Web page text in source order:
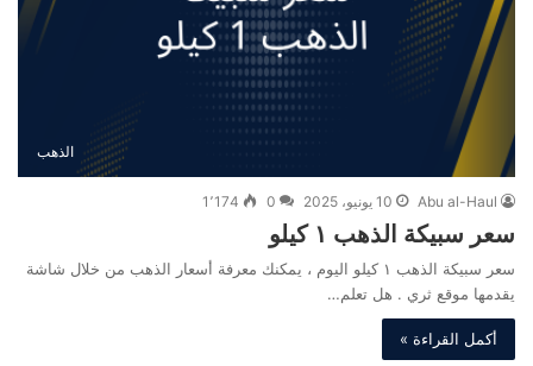
الذهب
Abu al-Haul 10 يونيو، 2025 0 1٬174
سعر سبيكة الذهب ١ كيلو
سعر سبيكة الذهب ١ كيلو اليوم ، يمكنك معرفة أسعار الذهب من خلال شاشة
يقدمها موقع ثري . هل تعلم…
أكمل القراءة »